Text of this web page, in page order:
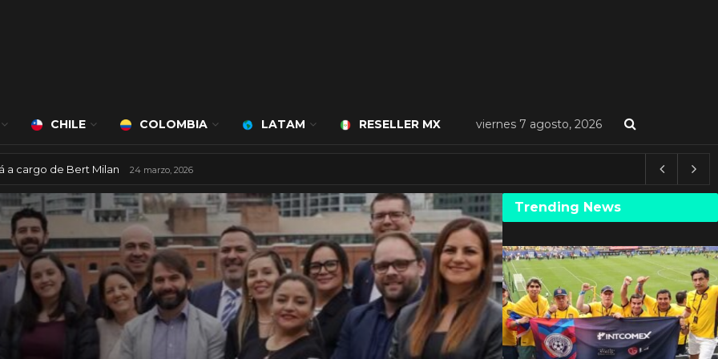
CHILE COLOMBIA LATAM RESELLER MX viernes 7 agosto, 2026
a cargo de Bert Milan 24 marzo, 2026
Trending News